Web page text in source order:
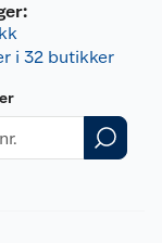
i 32 butikker